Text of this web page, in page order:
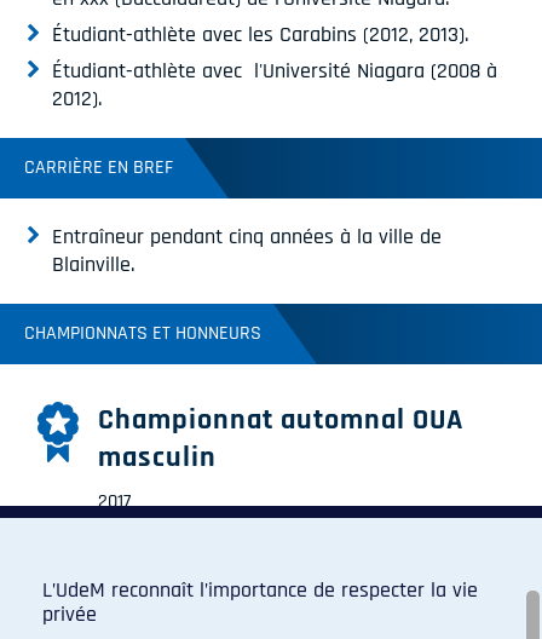
Étudiant-athlète avec les Carabins (2012, 2013).
Étudiant-athlète avec l'Université Niagara (2008 à
2012).
CARRIÈRE EN BREF
Entraîneur pendant cinq années à la ville de
Blainville.
CHAMPIONNATS ET HONNEURS
Championnat automnal OUA
masculin
2017
L’UdeM reconnaît l’importance de respecter la vie
privée